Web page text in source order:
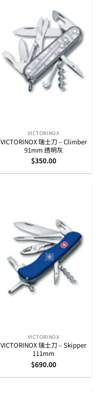
VICTORINOX
VICTORINOX 瑞士刀 – Climber
91mm 透明灰
$350.00
VICTORINOX
VICTORINOX 瑞士刀 – Skipper
111mm
$690.00